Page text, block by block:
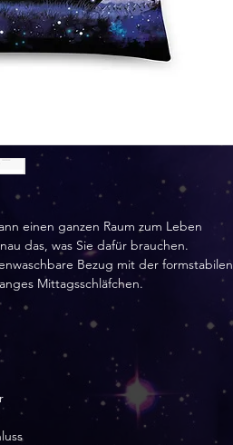
einen ganzen Raum zum Leben
das, was Sie dafür brauchen.
Bezug mit der formstabilen
Mittagsschläfchen.